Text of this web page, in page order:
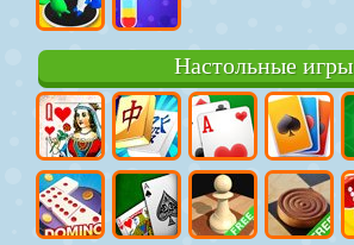
Настольные игры